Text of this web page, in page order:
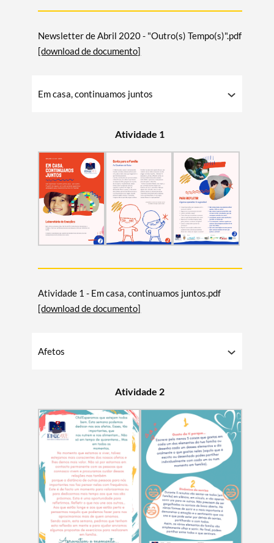
Newsletter de Abril 2020 - "Outro(s) Tempo(s)".pdf
[download de documento]
Em casa, continuamos juntos
Atividade 1
Atividade 1 - Em casa, continuamos juntos.pdf
[download de documento]
Afetos
Atividade 2